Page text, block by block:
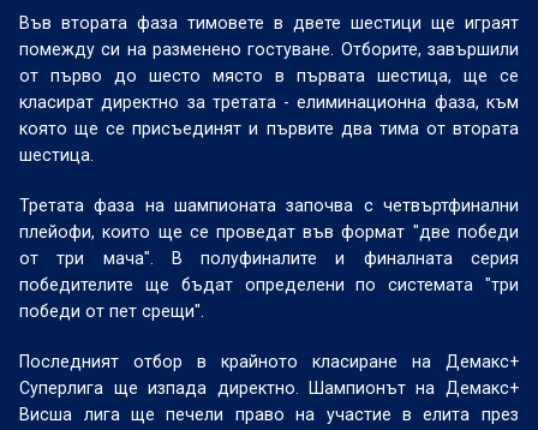
Във втората фаза тимовете в двете шестици ще играят
помежду си на разменено гостуване. Отборите, завършили
от първо до шесто място в първата шестица, ще се
класират директно за третата - елиминационна фаза, към
която ще се присъединят и първите два тима от втората
шестица.
Третата фаза на шампионата започва с четвъртфинални
плейофи, които ще се проведат във формат "две победи
от три мача". В полуфиналите и финалната серия
победителите ще бъдат определени по системата "три
победи от пет срещи".
Последният отбор в крайното класиране на Демакс+
Суперлига ще изпада директно. Шампионът на Демакс+
Висша лига ще печели право на участие в елита през